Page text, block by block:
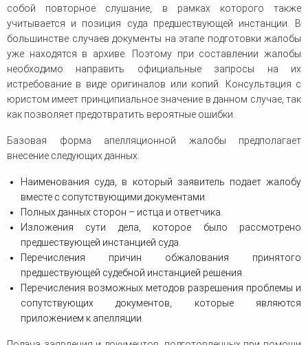
собой повторное слушание, в рамках которого также
учитывается и позиция суда предшествующей инстанции. В
большинстве случаев документы на этапе подготовки жалобы
уже находятся в архиве. Поэтому при составлении жалобы
необходимо направить официальные запросы на их
истребование в виде оригиналов или копий. Консультация с
юристом имеет принципиальное значение в данном случае, так
как позволяет предотвратить вероятные ошибки.
Базовая форма апелляционной жалобы предполагает
внесение следующих данных:
Наименования суда, в который заявитель подает жалобу
вместе с сопутствующими документами.
Полных данных сторон – истца и ответчика.
Изложения сути дела, которое было рассмотрено
предшествующей инстанцией суда.
Перечисления причин обжалования принятого
предшествующей судебной инстанцией решения.
Перечисления возможных методов разрешения проблемы и
сопутствующих документов, которые являются
приложением к апелляции.